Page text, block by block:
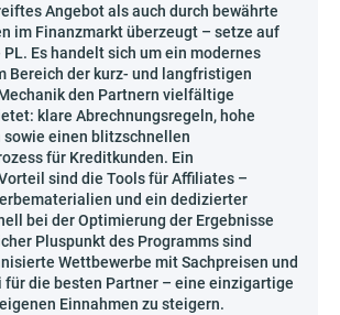
Angebot als auch durch bewährte
im Finanzmarkt überzeugt – setze auf
Es handelt sich um ein modernes
Bereich der kurz- und langfristigen
den Partnern vielfältige
klare Abrechnungsregeln, hohe
einen blitzschnellen
für Kreditkunden. Ein
sind die Tools für Affiliates –
und ein dedizierter
bei der Optimierung der Ergebnisse
Pluspunkt des Programms sind
Wettbewerbe mit Sachpreisen und
die besten Partner – eine einzigartige
Einnahmen zu steigern.